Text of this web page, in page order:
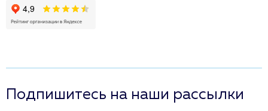
Подпишитесь на наши рассылки